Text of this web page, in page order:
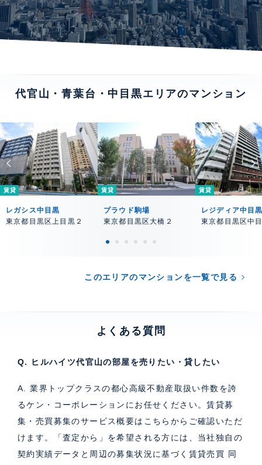
代官山・青葉台・中目黒エリアのマンション
賃貸
レガシス中目黒
東京都目黒区上目黒２
賃貸
プラウド駒場
東京都目黒区大橋２
賃貸
レジディア中目
東京都目黒区中
このエリアのマンションを一覧で見る
よくある質問
Q. ヒルハイツ代官山の部屋を売りたい・貸したい
A. 業界トップクラスの都心高級不動産取扱い件数を誇
るケン・コーポレーションにお任せください。賃貸募
集・売買募集のサービス概要はこちら からご確認いただ
けます。「査定から」を希望される方には、当社独自の
契約実績データと周辺の募集状況に基づく 賃貸売買 同